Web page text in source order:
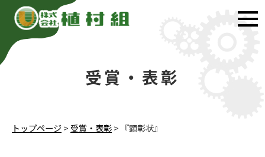
受賞・表彰
トップページ> 受賞・表彰> 『顕彰状』